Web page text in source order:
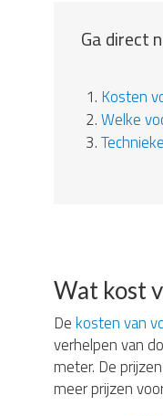
Ga direct
1. Kosten
2.Welke
3.
Wat kost
Dekosten van
verhelpen van
meter. De
meer prijzen